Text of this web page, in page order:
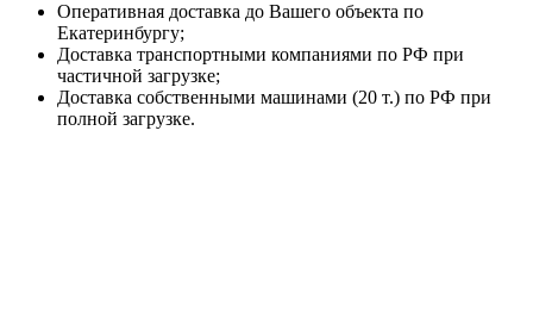
Оперативная доставка до Вашего объекта по
Екатеринбургу;
Доставка транспортными компаниями по РФ при
частичной загрузке;
Доставка собственными машинами (20 т.) по РФ при
полной загрузке.